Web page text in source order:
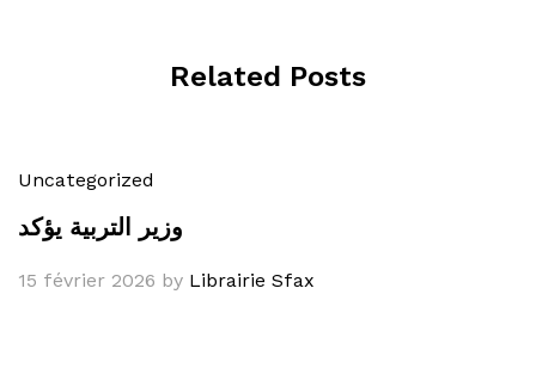
Related Posts
Uncategorized
وزير التربية يؤكد
15 février 2026 by Librairie Sfax